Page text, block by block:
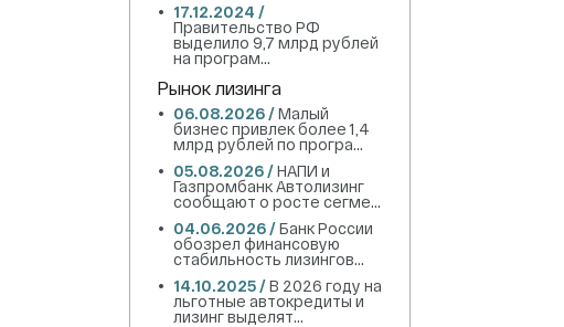
17.12.2024 /
Правительство РФ
выделило 9,7 млрд рублей
на програм...
Рынок лизинга
06.08.2026 /Малый
бизнес привлек более 1,4
млрд рублей по програ...
05.08.2026 /НАПИ и
Газпромбанк Автолизинг
сообщают о росте сегме...
04.06.2026 /Банк России
обозрел финансовую
стабильность лизингов...
14.10.2025 /В 2026 году на
льготные автокредиты и
лизинг выделят...